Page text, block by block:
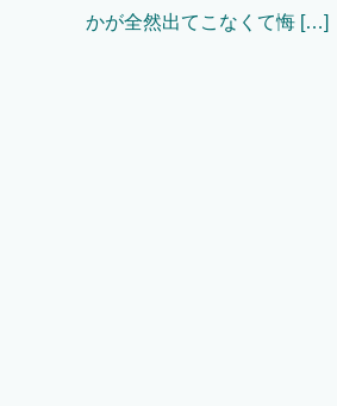
かが全然出てこなくて悔 […]